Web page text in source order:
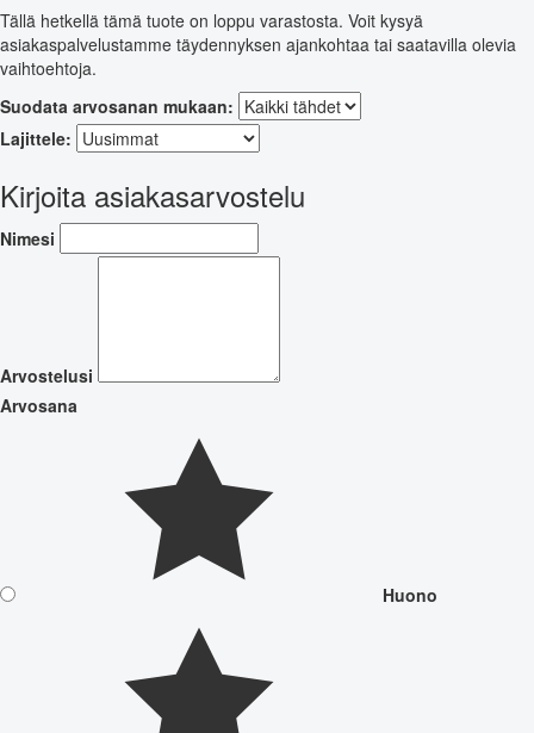
Tällä hetkellä tämä tuote on loppu varastosta. Voit kysyä
asiakaspalvelustamme täydennyksen ajankohtaa tai saatavilla olevia
vaihtoehtoja.
Suodata arvosanan mukaan:
Lajittele:
Kirjoita asiakasarvostelu
Nimesi
Arvostelusi
Arvosana
Huono